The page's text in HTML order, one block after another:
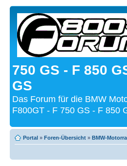
750 GS - F 850
GS
Das Forum für die BMW
F800GT - F 750 GS - F 850
Portal » Foren-Übersicht » BMW-